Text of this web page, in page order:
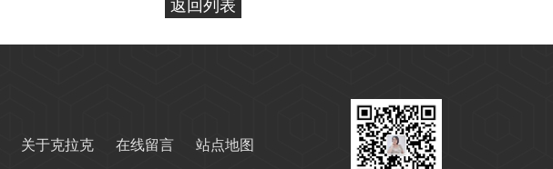
关于克拉克 在线留言 站点地图